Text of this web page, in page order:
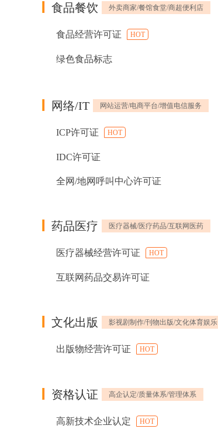
食品餐饮 外卖商家/餐馆食堂/商超便利店
食品经营许可证 HOT
绿色食品标志
网络/IT 网站运营/电商平台/增值电信服务
ICP许可证 HOT
IDC许可证
全网/地网呼叫中心许可证
药品医疗 医疗器械/医疗药品/互联网医药
医疗器械经营许可证 HOT
互联网药品交易许可证
文化出版 影视剧制作/刊物出版/文化体育娱乐
出版物经营许可证 HOT
资格认证 高企认定/质量体系/管理体系
高新技术企业认定 HOT